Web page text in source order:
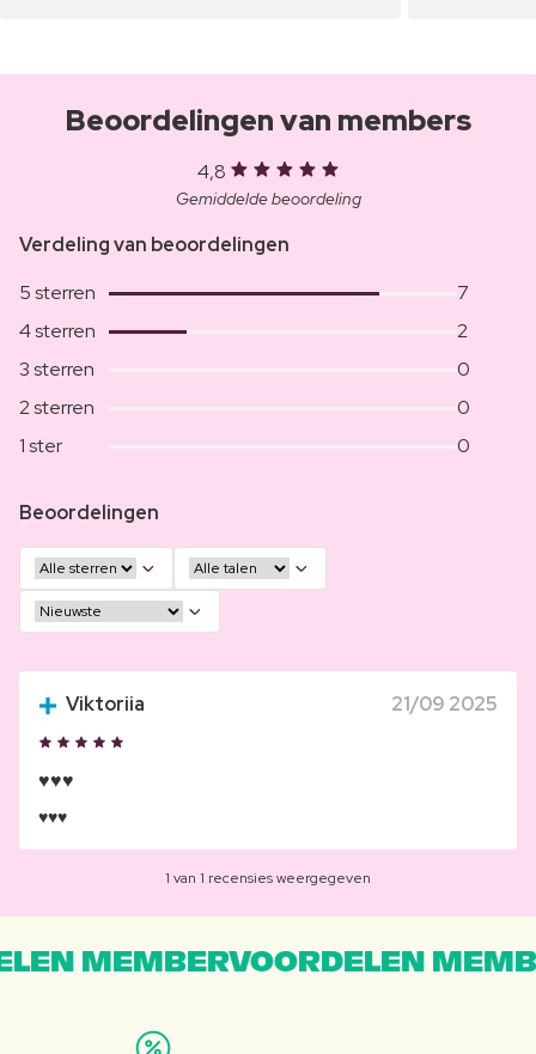
Beoordelingen van members
4,8
Gemiddelde beoordeling
Verdeling van beoordelingen
5 sterren
7
4 sterren
2
3 sterren
0
2 sterren
0
1 ster
0
Beoordelingen
Viktoriia 21/09 2025
♥️♥️♥️
♥️♥️♥️
1 van 1 recensies weergegeven
MEMBERVOORDELEN